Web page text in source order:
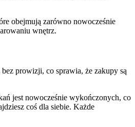
obejmują zarówno nowocześnie
wnętrz.
prowizji, co sprawia, że zakupy są
jest nowocześnie wykończonych, co
coś dla siebie. Każde